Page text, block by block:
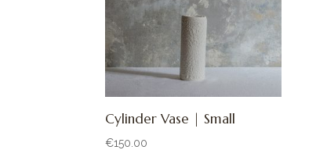
Cylinder Vase | Small
€150.00